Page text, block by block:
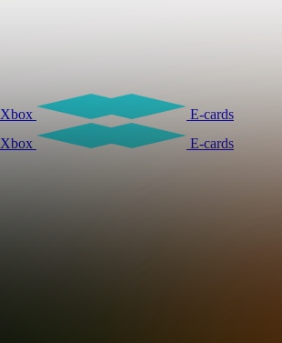
Xbox
E-cards
Xbox E-cards